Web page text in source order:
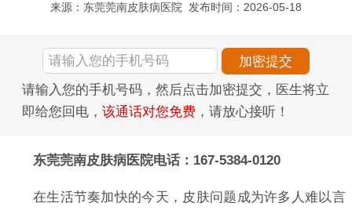
来源：东莞莞南皮肤病医院 发布时间：2026-05-18
请输入您的手机号码，然后点击加密提交，医生将立
即给您回电， 该通话对您免费 ，请放心接听！
东莞莞南皮肤病医院电话：167-5384-0120
在生活节奏加快的今天，皮肤问题成为许多人难以言